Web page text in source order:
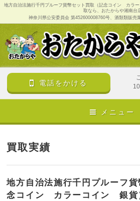
地方自治法施行千円プルーフ貨幣セット買取（記念コイン カラ
取なら、おたからや湘南台
神奈川県公安委員会 第452600008760号、酒類類販売
電話をかける
メニュー
買取実績
地方自治法施行千円プルーフ
念コイン カラーコイン 銀貨